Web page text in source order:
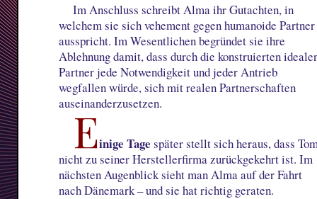
Im Anschluss schreibt Alma ihr Gutachten, in
welchem sie sich vehement gegen humanoide Partner
ausspricht. Im Wesentlichen begründet sie ihre
Ablehnung damit, dass durch die konstruierten
Partner jede Notwendigkeit und jeder Antrieb
wegfallen würde, sich mit realen Partnerschaften
auseinanderzusetzen.
Einige Tage später stellt sich heraus, dass
nicht zu seiner Herstellerfirma zurückgekehrt ist. Im
nächsten Augenblick sieht man Alma auf der Fahrt
nach Dänemark – und sie hat richtig geraten.